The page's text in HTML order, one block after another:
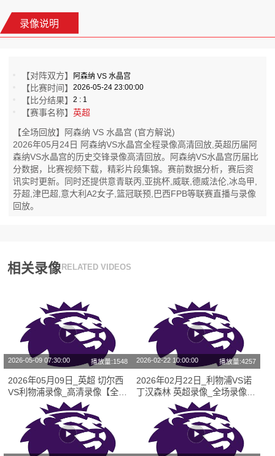
录像说明
【对阵双方】 阿森纳 VS 水晶宫
【比赛时间】2026-05-24 23:00:00
【比分结果】2 : 1
【赛事名称】英超
【全场回放】阿森纳 VS 水晶宫 (官方解说)
2026年05月24日 阿森纳VS水晶宫全程录像高清回放,英超历届阿
森纳VS水晶宫的历史交锋录像高清回放。阿森纳VS水晶宫历届比
分数据，比赛视频下载，精彩片段集锦。赛前数据分析，赛后资
讯实时更新。同时还提供意青联丙,亚挑杯,威联,德威法伦,冰岛甲,
芬超,津巴超,意大利A2女子,篮冠联预,巴西FPB等联赛直播与录像
回放。
相关录像 RELATED VIDEOS
2026-05-09 07:30:00 播放量:1548
2026年05月09日_英超 切尔西
VS利物浦录像_高清录像【全场
2026-02-22 10:00:00 播放量:4257
2026年02月22日_利物浦VS诺
丁汉森林 英超录像_全场录像
【视频集锦】